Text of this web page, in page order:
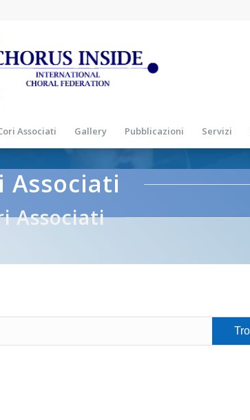
Associati Gallery Pubblicazioni Servizi
Associati
Associati